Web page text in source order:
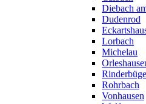
Diebach
Dudenrod
Lorbach
Michelau
Rohrbach
Vonhausen